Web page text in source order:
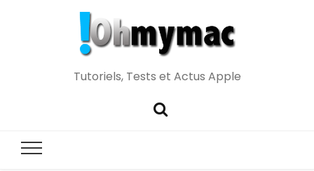
Tutoriels, Tests et Actus Apple